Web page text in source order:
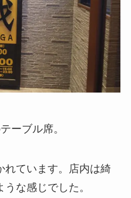
ーブル席。
れています。店内は綺
な感じでした。